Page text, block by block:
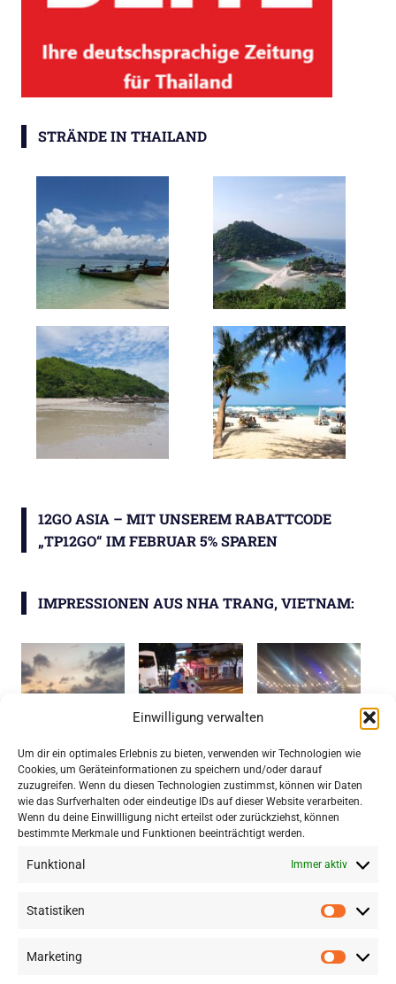
Einwilligung verwalten
Um dir ein optimales Erlebnis zu bieten, verwenden wir Technologien wie
Cookies, um Geräteinformationen zu speichern und/oder darauf
zuzugreifen. Wenn du diesen Technologien zustimmst, können wir Daten
wie das Surfverhalten oder eindeutige IDs auf dieser Website verarbeiten.
Wenn du deine Einwillligung nicht erteilst oder zurückziehst, können
bestimmte Merkmale und Funktionen beeinträchtigt werden.
Funktional Immer aktiv
Statistiken
Marketing
STRÄNDE IN THAILAND
12GO ASIA – MIT UNSEREM RABATTCODE
„TP12GO“ IM FEBRUAR 5% SPAREN
IMPRESSIONEN AUS NHA TRANG, VIETNAM:
LUGAUSWAHL IN SÜDOSTASIEN ZU S